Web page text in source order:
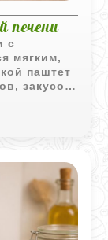
печени
с
мягким,
паштет
закусок